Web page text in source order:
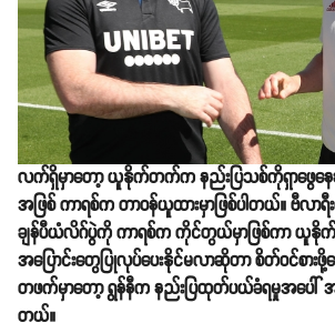
လက်ရှိမှာတော့ ယူနိုက်တက်က နည်းပြသစ်ကိုရှာဖွေနေဆဲ
အဖြစ် ကာရစ်က တာဝန်ယူထားမှာဖြစ်ပါတယ်။ ဗီလာ
ချန်ပီယံလိဂ်ပွဲကို ကာရစ်က ကိုင်တွယ်မှာဖြစ်ကာ
အပြောင်းတွေပြုလုပ်ပေးနိုင်မလာဆိုတာ စိတ်ဝင်စားဖို့
တဖက်မှာတော့ ရွန်နီက နည်းပြထုတ်ပယ်ခံရမှုအပေါ် အ
တယ်။